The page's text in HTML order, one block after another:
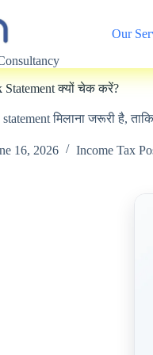
Our
क्यों चेक करें?
मिलाना जरूरी है,
16, 2026 Income Tax